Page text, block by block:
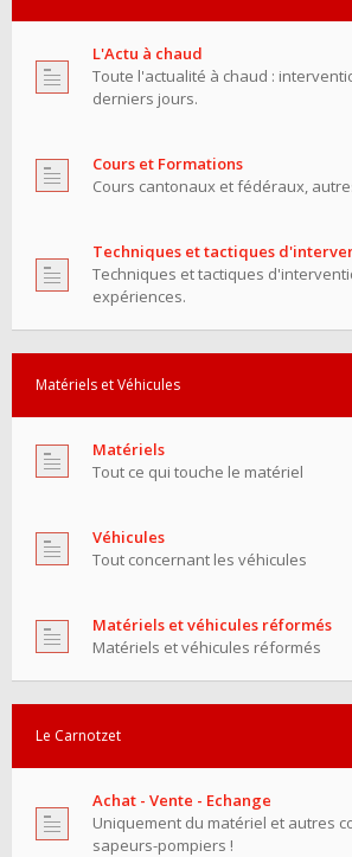
L'Actu à chaud
Toute l'actualité à chaud :
derniers jours.
Cours et Formations
Cours cantonaux et fédéraux,
Techniques et tactiques
Techniques et tactiques
expériences.
Matériels et Véhicules
Matériels
Tout ce qui touche le matériel
Véhicules
Tout concernant les véhicules
Matériels et véhicules réformés
Matériels et véhicules réformés
Le Carnotzet
Achat - Vente - Echange
Uniquement du matériel et autres
sapeurs-pompiers !